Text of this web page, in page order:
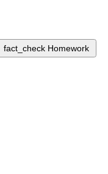
fact_check Homework